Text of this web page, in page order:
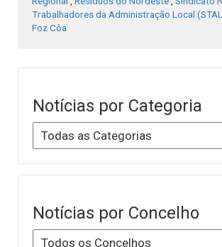
Trabalhadores da Administração Local
Foz Côa
Notícias por Categoria
Notícias por Concelho